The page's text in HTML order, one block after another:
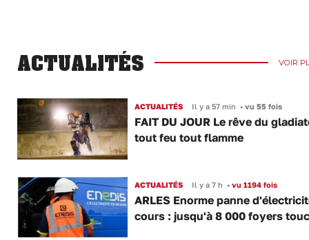
ACTUALITÉS VOIR
ACTUALITÉS Il y a 57 min •vu 55 fois
FAIT DU JOUR Le rêve du
tout feu tout flamme
ACTUALITÉS Il y a 7 h •vu 1194 fois
ARLES Enorme panne
cours : jusqu'à 8 000 foyers